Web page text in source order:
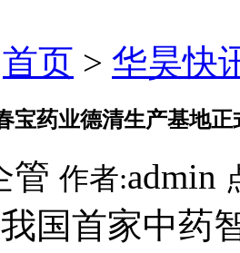
首页 > 华昊快
宝药业德清生产基地
管 作者:admin
国首家中药